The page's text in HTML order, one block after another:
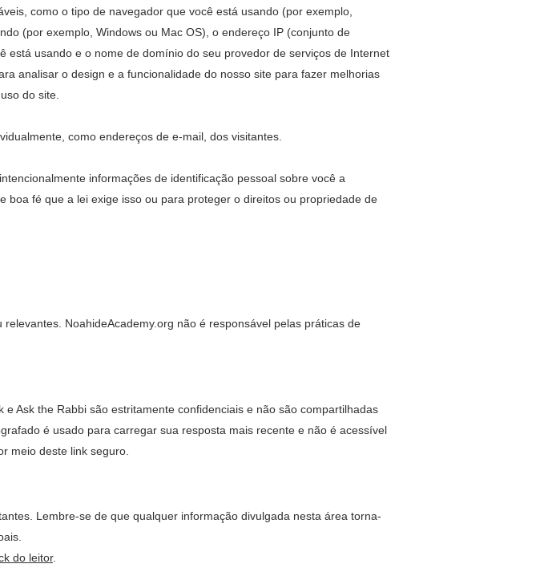
como o tipo de navegador que você está usando (por exemplo,
(por exemplo, Windows ou Mac OS), o endereço IP (conjunto de
usando e o nome de domínio do seu provedor de serviços de Internet
analisar o design e a funcionalidade do nosso site para fazer melhorias
do site.
como endereços de e-mail, dos visitantes.
informações de identificação pessoal sobre você a
fé que a lei exige isso ou para proteger o direitos ou propriedade de
NoahideAcademy.org não é responsável pelas práticas de
Ask the Rabbi são estritamente confidenciais e não são compartilhadas
é usado para carregar sua resposta mais recente e não é acessível
meio deste link seguro.
Lembre-se de que qualquer informação divulgada nesta área torna-
do leitor.